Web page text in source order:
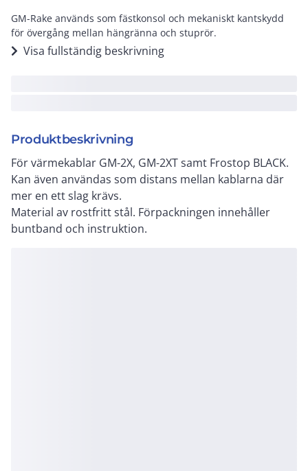
GM-Rake används som fästkonsol och mekaniskt kantskydd
för övergång mellan hängränna och stuprör.
Visa fullständig beskrivning
Produktbeskrivning
För värmekablar GM-2X, GM-2XT samt Frostop BLACK.
Kan även användas som distans mellan kablarna där
mer en ett slag krävs.
Material av rostfritt stål. Förpackningen innehåller
buntband och instruktion.